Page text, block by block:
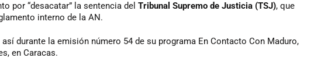
por “desacatar” la sentencia del Tribunal Supremo de Justicia (TSJ), que
interno de la AN.
durante la emisión número 54 de su programa En Contacto Con Maduro,
en Caracas.